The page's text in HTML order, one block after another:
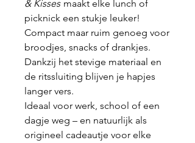
& Kisses maakt elke lunch of
picknick een stukje leuker!
Compact maar ruim genoeg voor
broodjes, snacks of drankjes.
Dankzij het stevige materiaal en
de ritssluiting blijven je hapjes
langer vers.
Ideaal voor werk, school of een
dagje weg – en natuurlijk als
origineel cadeautje voor elke